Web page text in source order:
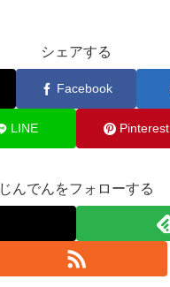
シェアする
Facebook
LINE Pinterest
じんでんをフォローする